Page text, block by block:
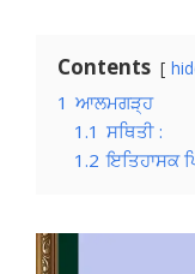
Contents
1 ਆਲਮਗੜ੍ਹ
1.1 ਸਥਿਤੀ :
1.2 ਇਤਿਹਾਸਕ